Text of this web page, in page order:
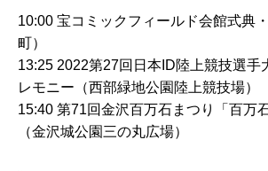
10:00 宝コミックフィールド会館式典
町）
13:25 2022第27回日本ID陸上競技選手
レモニー（西部緑地公園陸上競技場）
15:40 第71回金沢百万石まつり「百万
（金沢城公園三の丸広場）